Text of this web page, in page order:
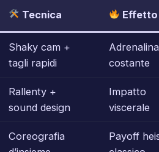
Tecnica Effetto
Shaky cam +
tagli rapidi
Adrenalina
costante
Rallenty +
sound design
Impatto
viscerale
Coreografia
Payoff